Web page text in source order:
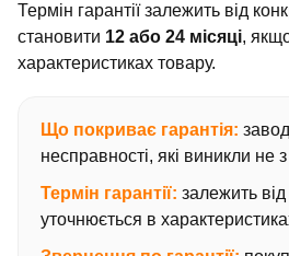
Термін гарантії залежить від
становити 12 або 24 місяці,
характеристиках товару.
Що покриває гарантія:
несправності, які виникли не
Термін гарантії: залежить
уточнюється в